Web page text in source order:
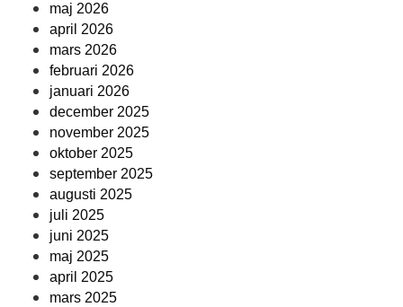
maj 2026
april 2026
mars 2026
februari 2026
januari 2026
december 2025
november 2025
oktober 2025
september 2025
augusti 2025
juli 2025
juni 2025
maj 2025
april 2025
mars 2025